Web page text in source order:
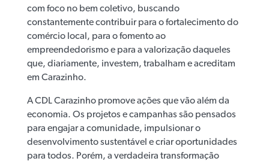
com foco no bem coletivo, buscando
constantemente contribuir para o fortalecimento do
comércio local, para o fomento ao
empreendedorismo e para a valorização daqueles
que, diariamente, investem, trabalham e acreditam
em Carazinho.
A CDL Carazinho promove ações que vão além da
economia. Os projetos e campanhas são pensados
para engajar a comunidade, impulsionar o
desenvolvimento sustentável e criar oportunidades
para todos. Porém, a verdadeira transformação